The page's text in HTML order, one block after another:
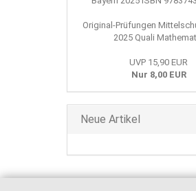
Original-Prüfungen
2025 Quali
UVP 15,90 EUR
Nur 8,00 EUR
Neue Artikel